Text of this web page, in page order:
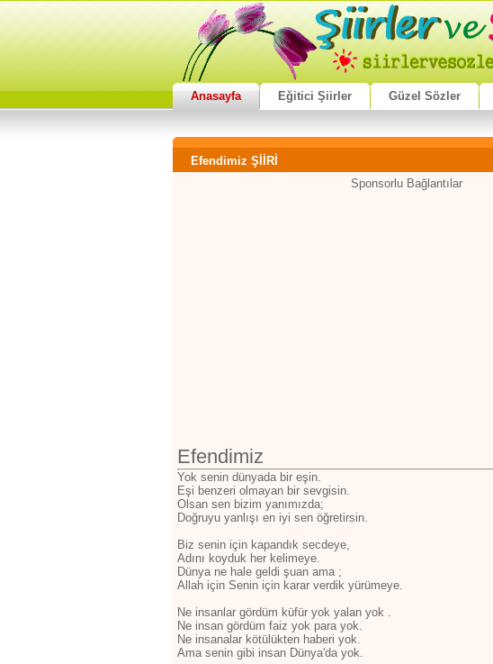
Anasayfa Eğitici Şiirler Güzel Sözler
Efendimiz ŞİİRİ
Sponsorlu Bağlantılar
Efendimiz
Yok senin dünyada bir eşin.
Eşi benzeri olmayan bir sevgisin.
Olsan sen bizim yanımızda;
Doğruyu yanlışı en iyi sen öğretirsin.
Biz senin için kapandık secdeye,
Adını koyduk her kelimeye.
Dünya ne hale geldi şuan ama ;
Allah için Senin için karar verdik yürümeye.
Ne insanlar gördüm küfür yok yalan yok .
Ne insan gördüm faiz yok para yok.
Ne insanalar kötülükten haberi yok.
Ama senin gibi insan Dünya'da yok.